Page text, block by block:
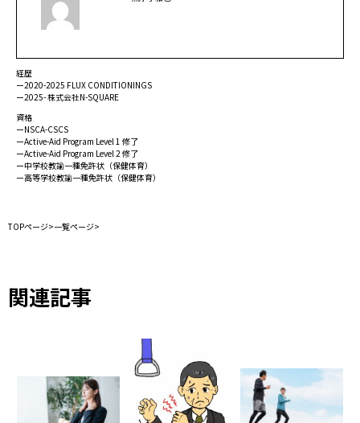
経歴
ー2020-2025 FLUX CONDITIONINGS
ー2025- 株式会社N-SQUARE
資格
ーNSCA-CSCS
ーActive-Aid Program Level 1 修了
ーActive-Aid Program Level 2 修了
ー中学校教諭一種免許状（保健体育）
ー高等学校教諭一種免許状（保健体育）
TOPページ>一覧ページ>
関連記事